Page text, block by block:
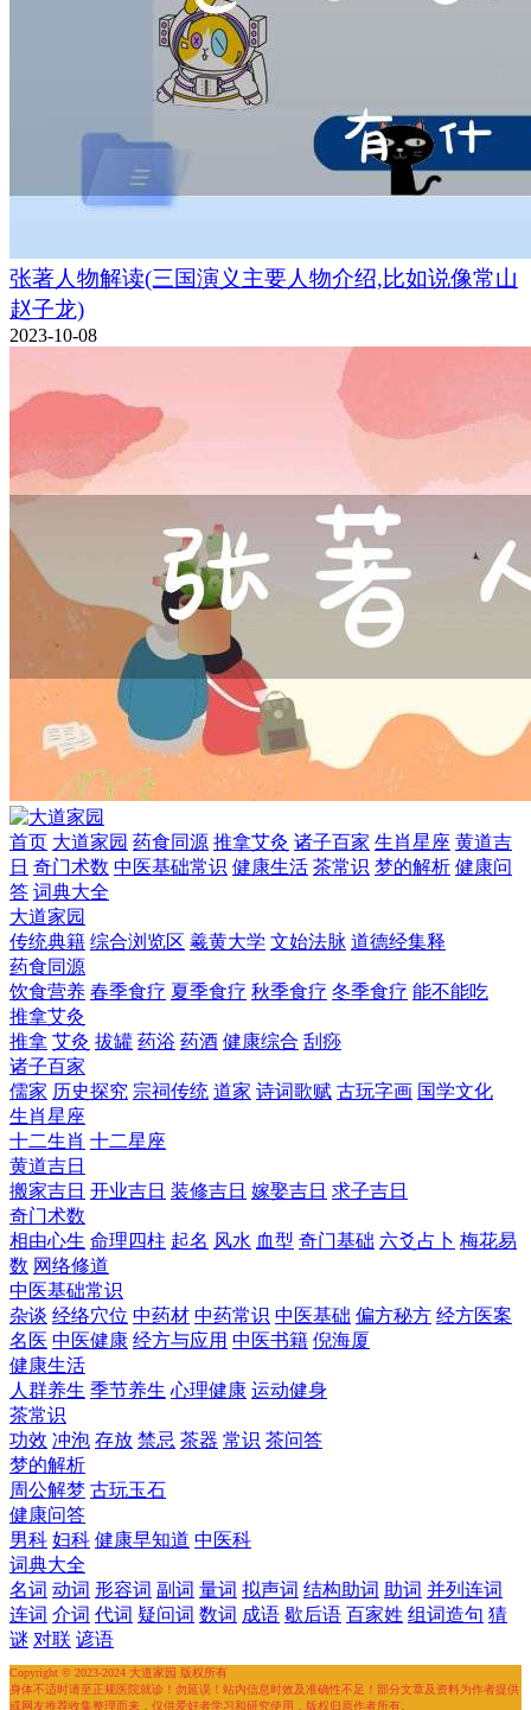
张著人物解读(三国演义主要人物介绍,比如说像常山
赵子龙)
2023-10-08
首页 大道家园 药食同源 推拿艾灸 诸子百家 生肖星座 黄道吉
日 奇门术数 中医基础常识 健康生活 茶常识 梦的解析 健康问
答 词典大全
大道家园
传统典籍 综合浏览区 羲黄大学 文始法脉 道德经集释
药食同源
饮食营养 春季食疗 夏季食疗 秋季食疗 冬季食疗 能不能吃
推拿艾灸
推拿 艾灸 拔罐 药浴 药酒 健康综合 刮痧
诸子百家
儒家 历史探究 宗祠传统 道家 诗词歌赋 古玩字画 国学文化
生肖星座
十二生肖 十二星座
黄道吉日
搬家吉日 开业吉日 装修吉日 嫁娶吉日 求子吉日
奇门术数
相由心生 命理四柱 起名 风水 血型 奇门基础 六爻占卜 梅花易
数 网络修道
中医基础常识
杂谈 经络穴位 中药材 中药常识 中医基础 偏方秘方 经方医案
名医 中医健康 经方与应用 中医书籍 倪海厦
健康生活
人群养生 季节养生 心理健康 运动健身
茶常识
功效 冲泡 存放 禁忌 茶器 常识 茶问答
梦的解析
周公解梦 古玩玉石
健康问答
男科 妇科 健康早知道 中医科
词典大全
名词 动词 形容词 副词 量词 拟声词 结构助词 助词 并列连词
连词 介词 代词 疑问词 数词 成语 歇后语 百家姓 组词造句 猜
谜 对联 谚语
Copyright © 2023-2024 大道家园 版权所有
身体不适时请至正规医院就诊！勿延误！站内信息时效及准确性不足！部分文章及资料为作者提供
或网友推荐收集整理而来，仅供爱好者学习和研究使用，版权归原作者所有。